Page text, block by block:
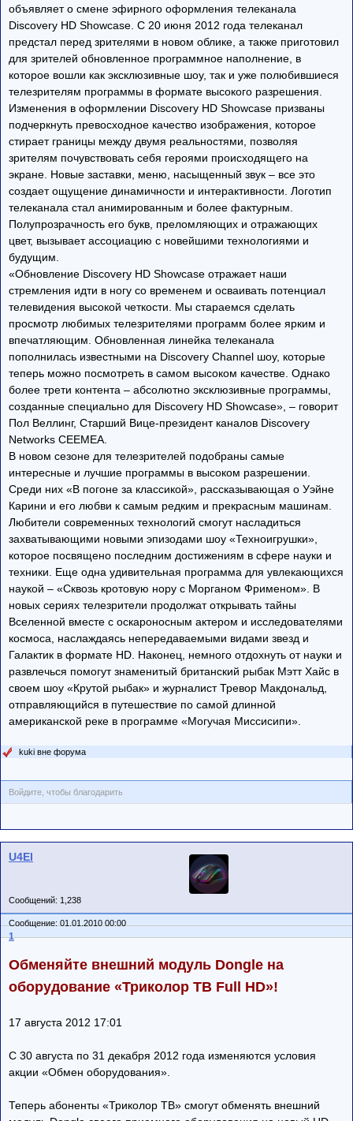
объявляет о смене эфирного оформления телеканала
Discovery HD Showcase. С 20 июня 2012 года телеканал
предстал перед зрителями в новом облике, а также приготовил
для зрителей обновленное программное наполнение, в
которое вошли как эксклюзивные шоу, так и уже полюбившиеся
телезрителям программы в формате высокого разрешения.
Изменения в оформлении Discovery HD Showcase призваны
подчеркнуть превосходное качество изображения, которое
стирает границы между двумя реальностями, позволяя
зрителям почувствовать себя героями происходящего на
экране. Новые заставки, меню, насыщенный звук – все это
создает ощущение динамичности и интерактивности. Логотип
телеканала стал анимированным и более фактурным.
Полупрозрачность его букв, преломляющих и отражающих
цвет, вызывает ассоциацию с новейшими технологиями и
будущим.
«Обновление Discovery HD Showcase отражает наши
стремления идти в ногу со временем и осваивать потенциал
телевидения высокой четкости. Мы стараемся сделать
просмотр любимых телезрителями программ более ярким и
впечатляющим. Обновленная линейка телеканала
пополнилась известными на Discovery Channel шоу, которые
теперь можно посмотреть в самом высоком качестве. Однако
более трети контента – абсолютно эксклюзивные программы,
созданные специально для Discovery HD Showcase», – говорит
Пол Веллинг, Старший Вице-президент каналов Discovery
Networks CEEMEA.
В новом сезоне для телезрителей подобраны самые
интересные и лучшие программы в высоком разрешении.
Среди них «В погоне за классикой», рассказывающая о Уэйне
Карини и его любви к самым редким и прекрасным машинам.
Любители современных технологий смогут насладиться
захватывающими новыми эпизодами шоу «Техноигрушки»,
которое посвящено последним достижениям в сфере науки и
техники. Еще одна удивительная программа для увлекающихся
наукой – «Сквозь кротовую нору с Морганом Фрименом». В
новых сериях телезрители продолжат открывать тайны
Вселенной вместе с оскароносным актером и исследователями
космоса, наслаждаясь непередаваемыми видами звезд и
Галактик в формате HD. Наконец, немного отдохнуть от науки и
развлечься помогут знаменитый британский рыбак Мэтт Хайс в
своем шоу «Крутой рыбак» и журналист Тревор Макдональд,
отправляющийся в путешествие по самой длинной
американской реке в программе «Могучая Миссисипи».
kuki вне форума
Войдите, чтобы благодарить
U4El
Сообщений: 1,238
Сообщение: 01.01.2010 00:00
1
Обменяйте внешний модуль Dongle на
оборудование «Триколор ТВ Full HD»!
17 августа 2012 17:01
С 30 августа по 31 декабря 2012 года изменяются условия
акции «Обмен оборудования».
Теперь абоненты «Триколор ТВ» смогут обменять внешний